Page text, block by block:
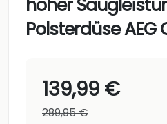
hoher
Polsterdüse
139,99 €
289,95 €